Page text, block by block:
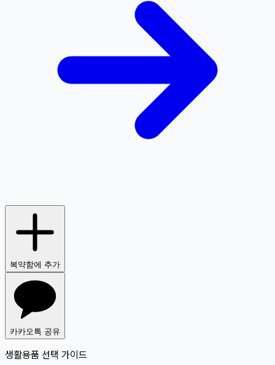
복약함에 추가
카카오톡 공유
생활용품 선택 가이드